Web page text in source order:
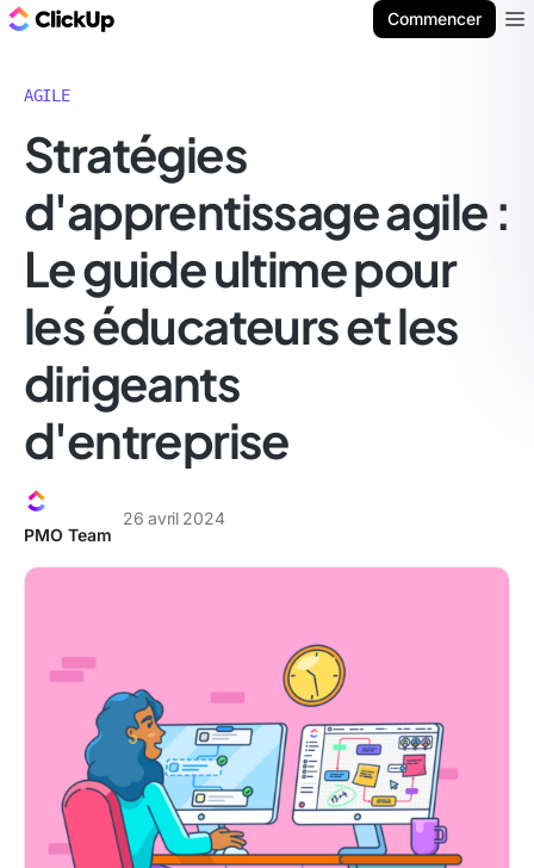
Commencer
AGILE
Stratégies
d'apprentissage agile :
Le guide ultime pour
les éducateurs et les
dirigeants
d'entreprise
PMO Team
26 avril 2024